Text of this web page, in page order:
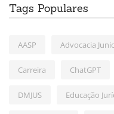
Tags Populares
AASP Advocacia
Carreira ChatGPT
DMJUS Educação